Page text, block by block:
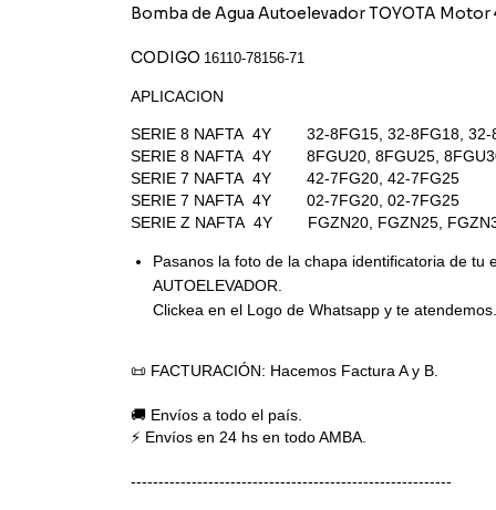
Bomba de Agua Autoelevador TOYOTA Motor
CODIGO 16110-78156-71
APLICACION
SERIE 8 NAFTA 4Y 32-8FG15, 32-8FG18, 32-
SERIE 8 NAFTA 4Y 8FGU20, 8FGU25,
SERIE 7 NAFTA 4Y 42-7FG20, 42-7FG25
SERIE 7 NAFTA 4Y 02-7FG20, 02-7FG25
SERIE Z NAFTA 4Y FGZN20, FGZN25,
Pasanos la foto de la chapa identificatoria de
AUTOELEVADOR.
Clickea en el Logo de Whatsapp y te atendemos.
📜 FACTURACIÓN: Hacemos Factura A y B.
🚚 Envíos a todo el país.
⚡ Envíos en 24 hs en todo AMBA.
----------------------------------------------------------